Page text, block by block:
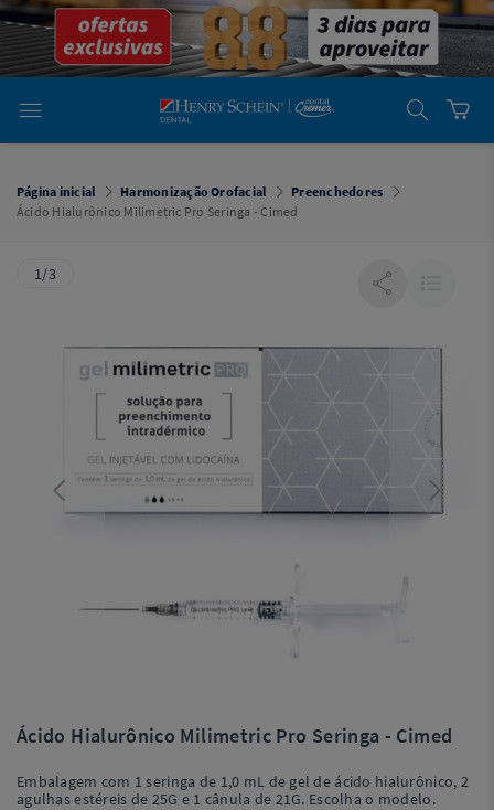
emDental
Cremer -
Henry Schein
Laboratório
Laboratório
Cremer -
Henry Schein
Você está
emDental
Simples
Dental
Software
Odontológico
Página inicial Harmonização Orofacial
Preenchedores
Ácido Hialurônico Milimetric Pro Seringa - Cimed
1/3
Ácido Hialurônico Milimetric Pro Seringa - Cimed
Embalagem com 1 seringa de 1,0 mL de gel de ácido hialurônico, 2
agulhas estéreis de 25G e 1 cânula de 21G. Escolha o modelo.